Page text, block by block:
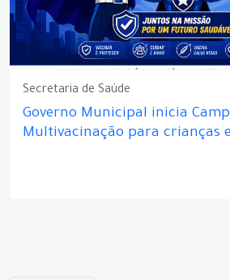
Secretaria de Saúde
Governo Municipal inicia
Multivacinação para crianças